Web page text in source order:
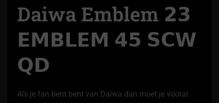
Daiwa Emblem 𝟮𝟯
𝗘𝗠𝗕𝗟𝗘𝗠 𝟰𝟱 𝗦𝗖𝗪
𝗤𝗗
Als je fan bent bent van Daiwa dan moet je vooral